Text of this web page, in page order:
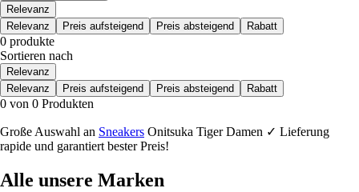
Relevanz
Relevanz
Preis aufsteigend Preis absteigend Rabatt
0 produkte
Sortieren nach
Relevanz
Relevanz
Preis aufsteigend Preis absteigend Rabatt
0 von 0 Produkten
Große Auswahl an Sneakers Onitsuka Tiger Damen ✓ Lieferung
rapide und garantiert bester Preis!
Alle unsere Marken